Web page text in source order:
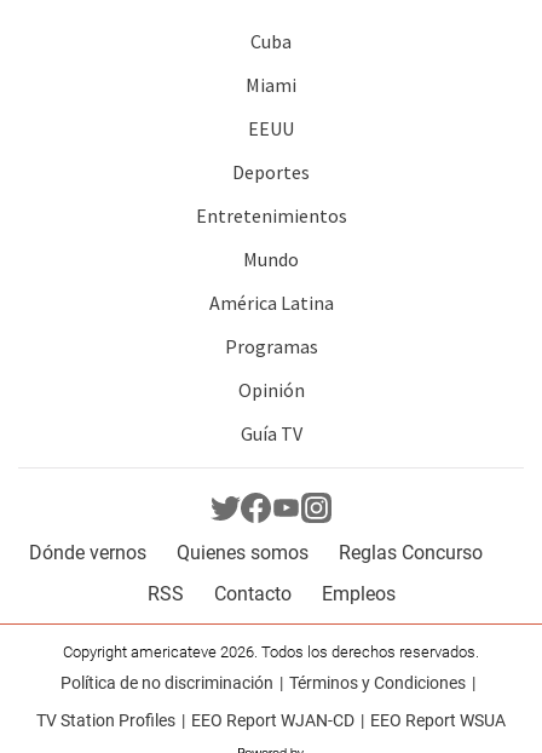
Cuba
Miami
EEUU
Deportes
Entretenimientos
Mundo
América Latina
Programas
Opinión
Guía TV
Dónde vernos Quienes somos
Reglas Concurso
RSS
Contacto Empleos
Copyright americateve 2026. Todos los derechos reservados.
Política de no discriminación
Términos y Condiciones
TV Station Profiles
EEO Report WJAN-CD EEO Report WSUA